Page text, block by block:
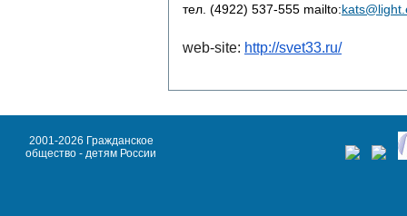
тел. (4922) 537-555 mailto:
web-site: http://svet33.ru/
2001-2026 Гражданское
общество - детям России